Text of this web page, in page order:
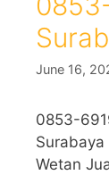
June 16,
0853-
Wetan